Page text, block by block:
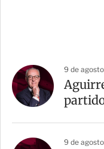
9 de
9 de